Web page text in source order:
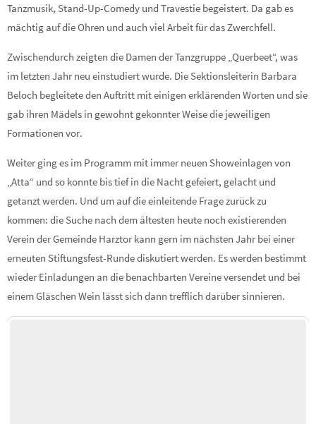
Tanzmusik, Stand-Up-Comedy und Travestie begeistert. Da gab es
mächtig auf die Ohren und auch viel Arbeit für das Zwerchfell.
Zwischendurch zeigten die Damen der Tanzgruppe „Querbeet“, was
im letzten Jahr neu einstudiert wurde. Die Sektionsleiterin Barbara
Beloch begleitete den Auftritt mit einigen erklärenden Worten und sie
gab ihren Mädels in gewohnt gekonnter Weise die jeweiligen
Formationen vor.
Weiter ging es im Programm mit immer neuen Showeinlagen von
„Atta“ und so konnte bis tief in die Nacht gefeiert, gelacht und
getanzt werden. Und um auf die einleitende Frage zurück zu
kommen: die Suche nach dem ältesten heute noch existierenden
Verein der Gemeinde Harztor kann gern im nächsten Jahr bei einer
erneuten Stiftungsfest-Runde diskutiert werden. Es werden bestimmt
wieder Einladungen an die benachbarten Vereine versendet und bei
einem Gläschen Wein lässt sich dann trefflich darüber sinnieren.